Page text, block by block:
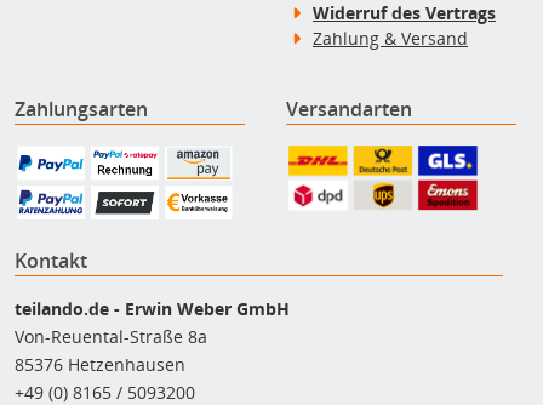
Widerruf des Vertrags
Zahlung & Versand
Zahlungsarten Versandarten
Kontakt
teilando.de - Erwin Weber GmbH
Von-Reuental-Straße 8a
85376 Hetzenhausen
+49 (0) 8165 / 5093200